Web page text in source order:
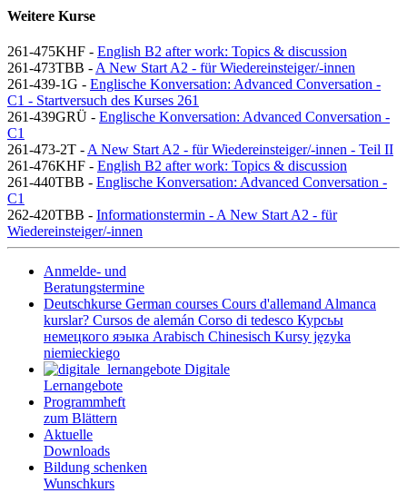
Weitere Kurse
261-475KHF - English B2 after work: Topics & discussion
261-473TBB -A New Start A2 - für Wiedereinsteiger/-innen
261-439-1G - Englische Konversation: Advanced Conversation -
C1 - Startversuch des Kurses 261
261-439GRÜ - Englische Konversation: Advanced Conversation -
C1
261-473-2T -A New Start A2 - für Wiedereinsteiger/-innen - Teil II
261-476KHF - English B2 after work: Topics & discussion
261-440TBB - Englische Konversation: Advanced Conversation -
C1
262-420TBB - Informationstermin - A New Start A2 - für
Wiedereinsteiger/-innen
Anmelde- und
Beratungstermine
Deutschkurse German courses Cours d'allemandAlmanca
kurslar? Cursos de alemán Corso di tedesco Курсьы
немецкого яэыка Arabisch Chinesisch Kursy języka
niemieckiego
Digitale
Lernangebote
Programmheft
zum Blättern
Aktuelle
Downloads
Bildung schenken
Wunschkurs